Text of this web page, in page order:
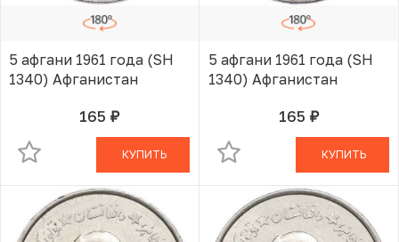
5 афгани 1961 года (SH
1340) Афганистан
165 руб.В КОРЗИНЕ
КУПИТЬ
5 афгани 1961 года (SH
1340) Афганистан
165 руб.В КОРЗИНЕ
КУПИТЬ